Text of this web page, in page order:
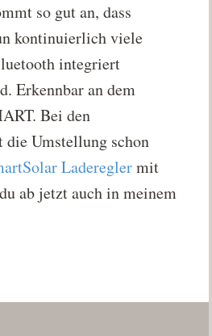
so gut an, dass
kontinuierlich viele
integriert
Erkennbar an dem
Bei den
Umstellung schon
Ladereglermit
ab jetzt auch in meinem